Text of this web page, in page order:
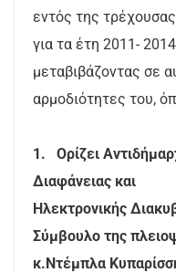
εντός της
για τα έτη 2011-
μεταβιβάζοντας σε
αρμοδιότητες του,
1. Ορίζει
Διαφάνειας και
Ηλεκτρονικής
Σύμβουλο της
κ.Ντέμπλα